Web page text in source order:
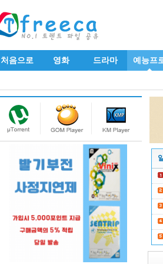
처음으로 영화 드라마 예능프